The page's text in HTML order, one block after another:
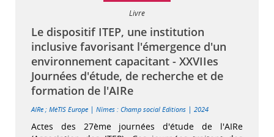
Livre
Le dispositif ITEP, une institution
inclusive favorisant l'émergence d'un
environnement capacitant - XXVIIes
Journées d'étude, de recherche et de
formation de l'AIRe
AIRe ; MèTIS Europe | Nîmes : Champ social Editions | 2024
Actes des 27ème journées d'étude de l'AIRe